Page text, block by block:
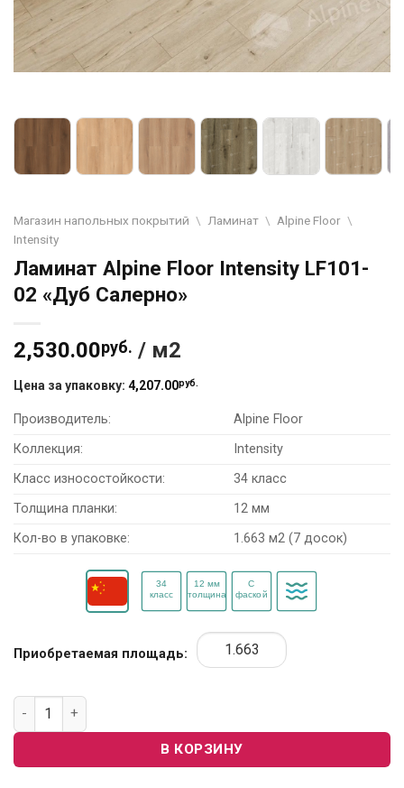
Магазин напольных покрытий \ Ламинат \ Alpine Floor \
Intensity
Ламинат Alpine Floor Intensity LF101-
02 «Дуб Салерно»
2,530.00руб. / м2
Цена за упаковку: 4,207.00руб.
Производитель:
Alpine Floor
Коллекция:
Intensity
Класс износостойкости:
34 класс
Толщина планки:
12 мм
Кол-во в упаковке:
1.663 м2 (7 досок)
Приобретаемая площадь:
Количество товара Ламинат Alpine Floor Intensity LF101-
В КОРЗИНУ